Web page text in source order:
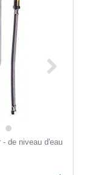
- de niveau d'eau